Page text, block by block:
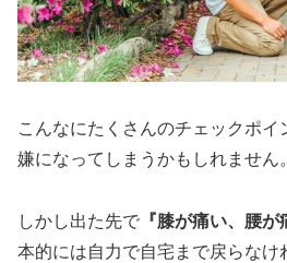
こんなにたくさんのチェックポ
嫌になってしまうかもしれません。
しかし出た先で 『膝が痛い、腰が
本的には自力で自宅まで戻らなけ